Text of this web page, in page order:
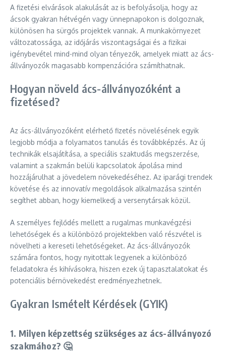
A fizetési elvárások alakulását az is befolyásolja, hogy az
ácsok gyakran hétvégén vagy ünnepnapokon is dolgoznak,
különösen ha sürgős projektek vannak. A munkakörnyezet
változatossága, az időjárás viszontagságai és a fizikai
igénybevétel mind-mind olyan tényezők, amelyek miatt az ács-
állványozók magasabb kompenzációra számíthatnak.
Hogyan növeld ács-állványozóként a
fizetésed?
Az ács-állványozóként elérhető fizetés növelésének egyik
legjobb módja a folyamatos tanulás és továbbképzés. Az új
technikák elsajátítása, a speciális szaktudás megszerzése,
valamint a szakmán belüli kapcsolatok ápolása mind
hozzájárulhat a jövedelem növekedéséhez. Az iparági trendek
követése és az innovatív megoldások alkalmazása szintén
segíthet abban, hogy kiemelkedj a versenytársak közül.
A személyes fejlődés mellett a rugalmas munkavégzési
lehetőségek és a különböző projektekben való részvétel is
növelheti a kereseti lehetőségeket. Az ács-állványozók
számára fontos, hogy nyitottak legyenek a különböző
feladatokra és kihívásokra, hiszen ezek új tapasztalatokat és
potenciális bérnövekedést eredményezhetnek.
Gyakran Ismételt Kérdések (GYIK)
1. Milyen képzettség szükséges az ács-állványozó
szakmához? 🤔